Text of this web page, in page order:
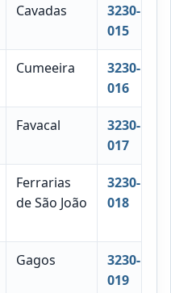
Cavadas
3230-
015
Cumeeira
3230-
016
Favacal
3230-
017
Ferrarias
de São João
3230-
018
Gagos
3230-
019